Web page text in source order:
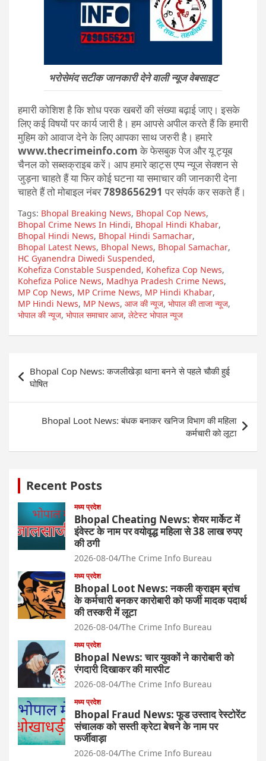
भरोसेमंद सटीक जानकारी देने वाली न्यूज वेबसाइट
हमारी कोशिश है कि शोध परक खबरों की संख्या बढ़ाई जाए। इसके
लिए कई विषयों पर कार्य जारी है। हम आपसे अपील करते हैं कि हमारी
मुहिम को आवाज देने के लिए आपका साथ जरुरी है। हमारे
www.thecrimeinfo.comके फेसबुक पेज और यू ट्यूब
चैनल को सब्सक्राइब करें। आप हमारे व्हाट्स एप्प न्यूज सेक्शन से
जुड़ना चाहते हैं या फिर कोई घटना या समाचार की जानकारी देना
चाहते हैं तो मोबाइल नंबर7898656291 पर संपर्क कर सकते हैं।
Tags: Bhopal Breaking News, Bhopal Cop News,
Bhopal Crime News In Hindi, Bhopal Hindi Khabar,
Bhopal Hindi News, Bhopal Hindi Samachar,
Bhopal Latest News, Bhopal News, Bhopal Samachar,
HC Gyanendra Diwedi Suspended,
Kohefiza Constable Suspended, Kohefiza Cop News,
Kohefiza Police News, Madhya Pradesh Crime News,
MP Cop News, MP Crime News, MP Hindi Khabar,
MP Hindi News, MP News, आज की न्यूज, भोपाल की ताजा न्यूज,
भोपाल की न्यूज, भोपाल समाचार आज, लेटेस्ट भोपाल न्यूज
navigation
Bhopal Cop News: कजलीखेड़ा थाना बनने से पहले चौकी हुई
घोषित
Bhopal Loot News: बंधक बनाकर खनिज विभाग की महिला
कर्मचारी को लूटा
Recent Posts
मध्य प्रदेश
Bhopal Cheating News: शेयर मार्केट में
इंवेस्ट के नाम पर वयोवृद्ध महिला से 38 लाख रुपए
की ठगी
2026-08-04 The Crime Info Bureau
मध्य प्रदेश
Bhopal Loot News: नकली क्राइम ब्रांच
के कर्मचारी बनकर कारोबारी को फर्जी मादक पदार्थ
की तस्करी में लूटा
2026-08-04 The Crime Info Bureau
मध्य प्रदेश
Bhopal News: चार युवकों ने कारोबारी को
रंगदारी दिखाकर की मारपीट
2026-08-04 The Crime Info Bureau
मध्य प्रदेश
Bhopal Fraud News: फूड उस्ताद रेस्टोरेंट
संचालक को सस्ती क्रेटा बेचने के नाम पर
फर्जीवाड़ा
2026-08-04 The Crime Info Bureau